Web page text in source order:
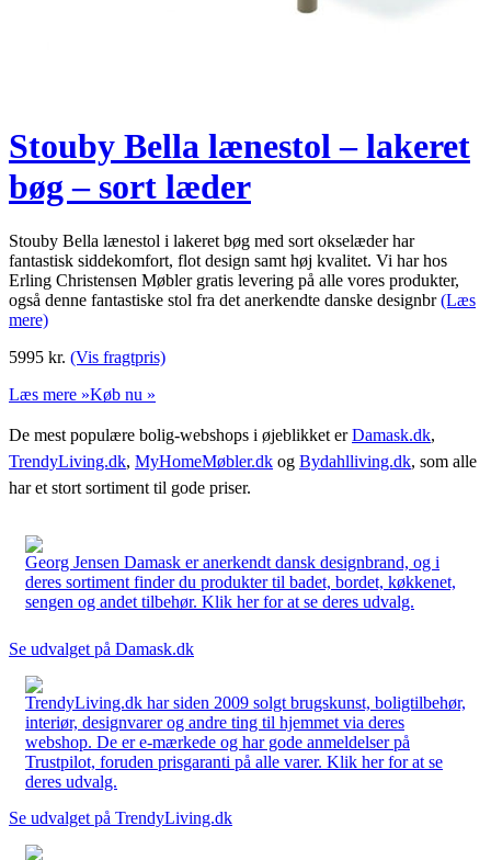
Stouby Bella lænestol – lakeret
bøg – sort læder
Stouby Bella lænestol i lakeret bøg med sort okselæder har
fantastisk siddekomfort, flot design samt høj kvalitet. Vi har hos
Erling Christensen Møbler gratis levering på alle vores produkter,
også denne fantastiske stol fra det anerkendte danske designbr(Læs
mere)
5995 kr. (Vis fragtpris)
Læs mere »Køb nu »
De mest populære bolig-webshops i øjeblikket erDamask.dk,
TrendyLiving.dk, MyHomeMøbler.dk og Bydahlliving.dk, som alle
har et stort sortiment til gode priser.
Georg Jensen Damask er anerkendt dansk designbrand, og i
deres sortiment finder du produkter til badet, bordet, køkkenet,
sengen og andet tilbehør. Klik her for at se deres udvalg.
Se udvalget på Damask.dk
TrendyLiving.dk har siden 2009 solgt brugskunst, boligtilbehør,
interiør, designvarer og andre ting til hjemmet via deres
webshop. De er e-mærkede og har gode anmeldelser på
Trustpilot, foruden prisgaranti på alle varer. Klik her for at se
deres udvalg.
Se udvalget på TrendyLiving.dk